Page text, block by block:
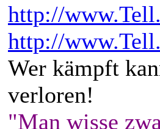
http://
http://
Wer kämpft
verloren!
"Man wisse